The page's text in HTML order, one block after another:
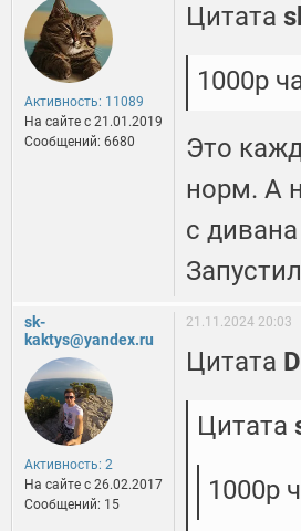
Активность: 11089
На сайте c 21.01.2019
Сообщений: 6680
Цитата
1000р
Это
норм. А
с
sk-
kaktys@yandex.ru
Активность: 2
На сайте c 26.02.2017
Сообщений: 15
21.11.2024 20:03
Цитата
Цитата
1000р